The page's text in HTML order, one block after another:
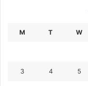
M T W
3 4 5